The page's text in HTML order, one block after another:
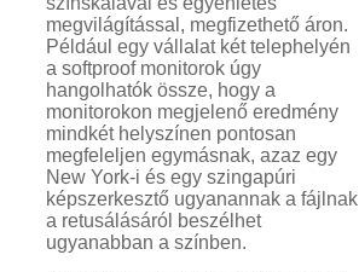
megvilágítással, megfizethető áron.
Például egy vállalat két telephelyén
a softproof monitorok úgy
hangolhatók össze, hogy a
monitorokon megjelenő eredmény
mindkét helyszínen pontosan
megfeleljen egymásnak, azaz egy
New York-i és egy szingapúri
képszerkesztő ugyanannak a fájlnak
a retusálásáról beszélhet
ugyanabban a színben.